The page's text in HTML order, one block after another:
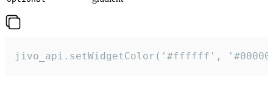
jivo_api.setWidgetColor('#ffffff',